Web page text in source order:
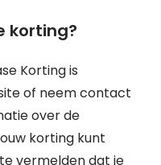
korting?
Korting is
of neem contact
over de
korting kunt
vermelden dat je